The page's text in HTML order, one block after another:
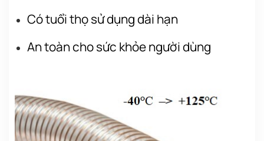
Có tuổi thọ sử dụng dài hạn
An toàn cho sức khỏe người dùng